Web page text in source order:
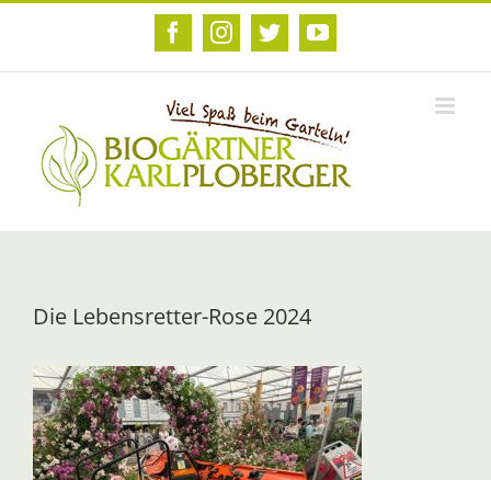
Zum
FacebookInstagram
TwitterYouTube
Die Lebensretter-Rose 2024